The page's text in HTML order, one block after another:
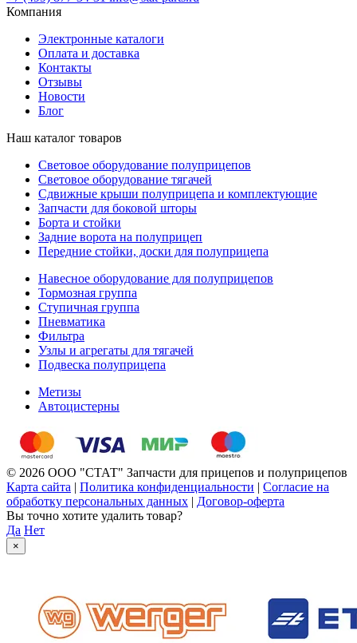
Компания
Электронные каталоги
Оплата и доставка
Контакты
Отзывы
Новости
Блог
Наш каталог товаров
Световое оборудование полуприцепов
Световое оборудование тягачей
Сдвижные крыши полуприцепа и комплектующие
Запчасти для боковой шторы
Борта и стойки
Задние ворота на полуприцеп
Передние стойки, доски для полуприцепа
Навесное оборудование для полуприцепов
Тормозная группа
Ступичная группа
Пневматика
Фильтра
Узлы и агрегаты для тягачей
Подвеска полуприцепа
Метизы
Автоцистерны
© 2026 ООО "СТАТ" Запчасти для прицепов и полуприцепов
Карта сайта | Политика конфиденциальности | Согласие на
обработку персональных данных | Договор-оферта
Вы точно хотите удалить товар?
Да Нет
×